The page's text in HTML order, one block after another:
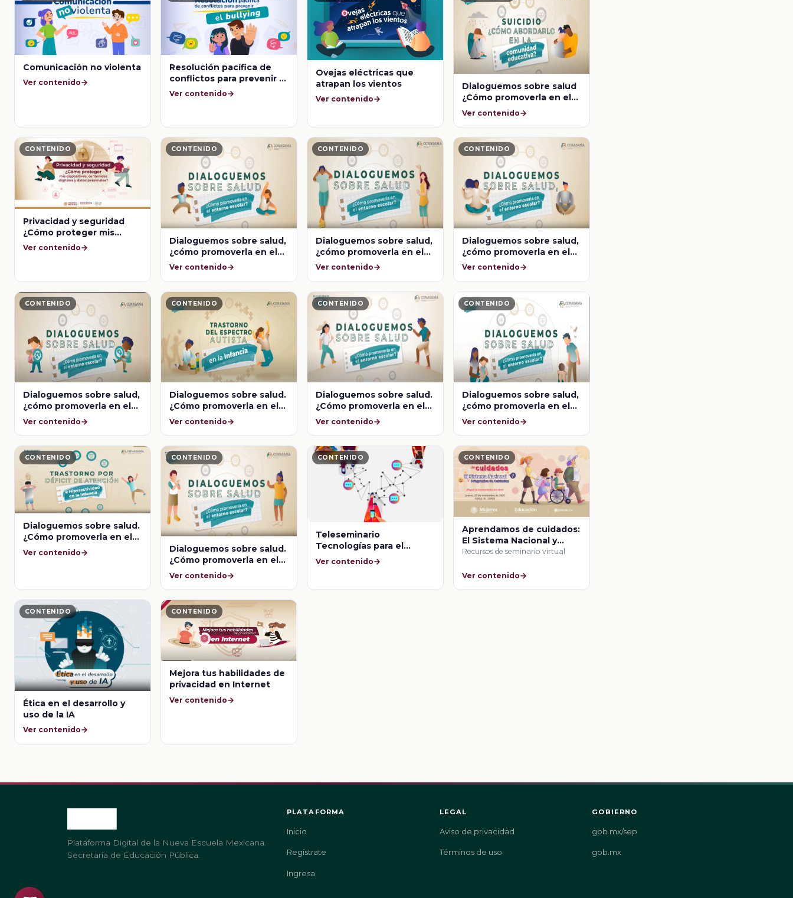
Comunicación no violenta
Ver contenido
Resolución pacífica de
conflictos para prevenir el
bullying
Ver contenido
Ovejas eléctricas que
atrapan los vientos
Ver contenido
Dialoguemos sobre salud
¿Cómo promoverla en el
entorno escolar? Suicidio,
Ver contenido
CONTENIDO
Privacidad y seguridad
¿Cómo proteger mis
dispositivos, contenidos
Ver contenido
CONTENIDO
Dialoguemos sobre salud,
¿cómo promoverla en el
entorno escolar? Pleno
Ver contenido
CONTENIDO
Dialoguemos sobre salud,
¿cómo promoverla en el
entorno escolar? Pleno
Ver contenido
CONTENIDO
Dialoguemos sobre salud,
¿cómo promoverla en el
entorno escolar? Vida
Ver contenido
CONTENIDO
Dialoguemos sobre salud,
¿cómo promoverla en el
entorno escolar? Salud
mental en el entorno
Ver contenido
CONTENIDO
Dialoguemos sobre salud.
¿Cómo promoverla en el
entorno escolar?
Trastorno del Espectro
Ver contenido
CONTENIDO
Dialoguemos sobre salud.
¿Cómo promoverla en el
entorno escolar?
Habilidades para la vida
Ver contenido
CONTENIDO
Dialoguemos sobre salud,
¿cómo promoverla en el
entorno escolar? Estilos
de crianza y su impacto
Ver contenido
CONTENIDO
Dialoguemos sobre salud.
¿Cómo promoverla en el
entorno escolar?
Trastorno por Déficit de
Ver contenido
CONTENIDO
Dialoguemos sobre salud.
¿Cómo promoverla en el
entorno escolar? Acoso
Ver contenido
CONTENIDO
Teleseminario
Tecnologías para el
aprendizaje online y
Ver contenido
CONTENIDO
Aprendamos de cuidados:
El Sistema Nacional y
Progresivo de Cuidados
Recursos de seminario virtual
Ver contenido
CONTENIDO
Ética en el desarrollo y
uso de la IA
Ver contenido
CONTENIDO
Mejora tus habilidades de
privacidad en Internet
Ver contenido
Plataforma Digital de la Nueva Escuela Mexicana.
Secretaría de Educación Pública.
PLATAFORMA
Inicio
Regístrate
Ingresa
LEGAL
Aviso de privacidad
Términos de uso
GOBIERNO
gob.mx/sep
gob.mx